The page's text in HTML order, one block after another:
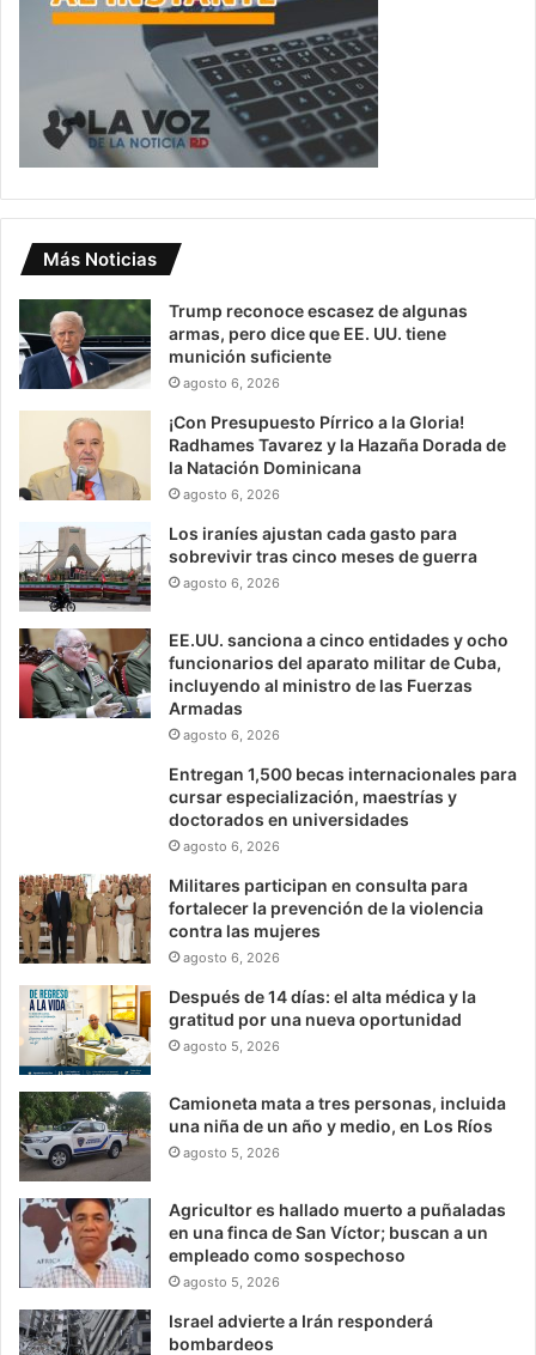
Más Noticias
Trump reconoce escasez de algunas
armas, pero dice que EE. UU. tiene
munición suficiente
agosto 6, 2026
¡Con Presupuesto Pírrico a la Gloria!
Radhames Tavarez y la Hazaña Dorada de
la Natación Dominicana
agosto 6, 2026
Los iraníes ajustan cada gasto para
sobrevivir tras cinco meses de guerra
agosto 6, 2026
EE.UU. sanciona a cinco entidades y ocho
funcionarios del aparato militar de Cuba,
incluyendo al ministro de las Fuerzas
Armadas
agosto 6, 2026
Entregan 1,500 becas internacionales para
cursar especialización, maestrías y
doctorados en universidades
agosto 6, 2026
Militares participan en consulta para
fortalecer la prevención de la violencia
contra las mujeres
agosto 6, 2026
Después de 14 días: el alta médica y la
gratitud por una nueva oportunidad
agosto 5, 2026
Camioneta mata a tres personas, incluida
una niña de un año y medio, en Los Ríos
agosto 5, 2026
Agricultor es hallado muerto a puñaladas
en una finca de San Víctor; buscan a un
empleado como sospechoso
agosto 5, 2026
Israel advierte a Irán responderá
bombardeos